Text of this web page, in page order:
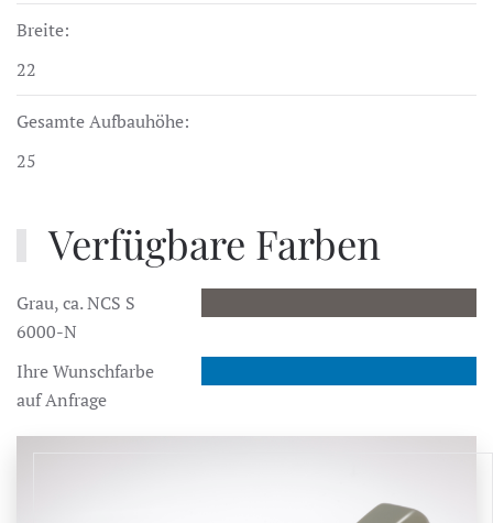
Breite:
22
Gesamte Aufbauhöhe:
25
Verfügbare Farben
Grau, ca. NCS S
6000-N
Ihre Wunschfarbe
auf Anfrage